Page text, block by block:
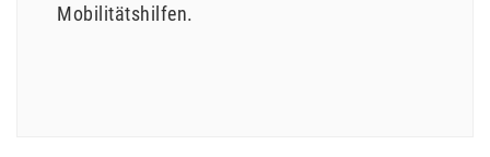
Mobilitätshilfen.